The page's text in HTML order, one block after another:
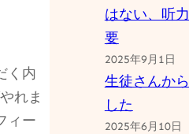
く内
れま
ィー
はない、听
要
2025年9月1日
生徒さんか
した
2025年6月10日